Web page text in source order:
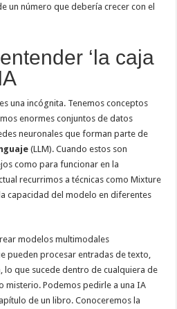
un número que debería crecer con el
‘la caja
una incógnita. Tenemos conceptos
enormes conjuntos de datos
neuronales que forman parte de
(LLM). Cuando estos son
como para funcionar en la
recurrimos a técnicas como Mixture
capacidad del modelo en diferentes
modelos multimodales
pueden procesar entradas de texto,
lo que sucede dentro de cualquiera de
misterio. Podemos pedirle a una IA
de un libro. Conoceremos la